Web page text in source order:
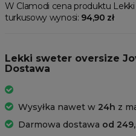
W Clamodi cena produktu
turkusowy wynosi: 94,90 zł
Lekki sweter oversize
Dostawa
Wysyłka nawet w 24h z
Darmowa dostawa od